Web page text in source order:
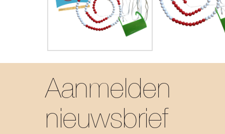
Aanmelden
nieuwsbrief